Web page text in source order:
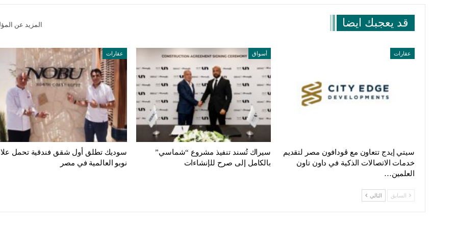
قد يعجبك ايضا المزيد عن
عقارات
سيتي إيدج تتعاون مع ڤودافون مصر لتقديم
خدمات الاتصالات الذكية في داون تاون
العلمين…
أسواق
سيراك تُسند تنفيذ مشروع “شماسي”
بالكامل إلى صرح للإنشاءات
عقارات
سوديك تطلق أول شقق فندقية تحمل
نوبو العالمية في مصر
السابق التالي